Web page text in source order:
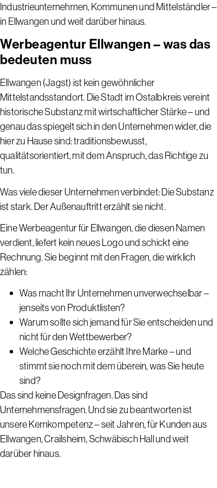
Industrieunternehmen, Kommunen und Mittelständler –
in Ellwangen und weit darüber hinaus.
Werbeagentur Ellwangen – was das
bedeuten muss
Ellwangen (Jagst) ist kein gewöhnlicher
Mittelstandsstandort. Die Stadt im Ostalbkreis vereint
historische Substanz mit wirtschaftlicher Stärke – und
genau das spiegelt sich in den Unternehmen wider, die
hier zu Hause sind: traditionsbewusst,
qualitätsorientiert, mit dem Anspruch, das Richtige zu
tun.
Was viele dieser Unternehmen verbindet: Die Substanz
ist stark. Der Außenauftritt erzählt sie nicht.
Eine Werbeagentur für Ellwangen, die diesen Namen
verdient, liefert kein neues Logo und schickt eine
Rechnung. Sie beginnt mit den Fragen, die wirklich
zählen:
Was macht Ihr Unternehmen unverwechselbar –
jenseits von Produktlisten?
Warum sollte sich jemand für Sie entscheiden und
nicht für den Wettbewerber?
Welche Geschichte erzählt Ihre Marke – und
stimmt sie noch mit dem überein, was Sie heute
sind?
Das sind keine Designfragen. Das sind
Unternehmensfragen. Und sie zu beantworten ist
unsere Kernkompetenz – seit Jahren, für Kunden aus
Ellwangen, Crailsheim, Schwäbisch Hall und weit
darüber hinaus.